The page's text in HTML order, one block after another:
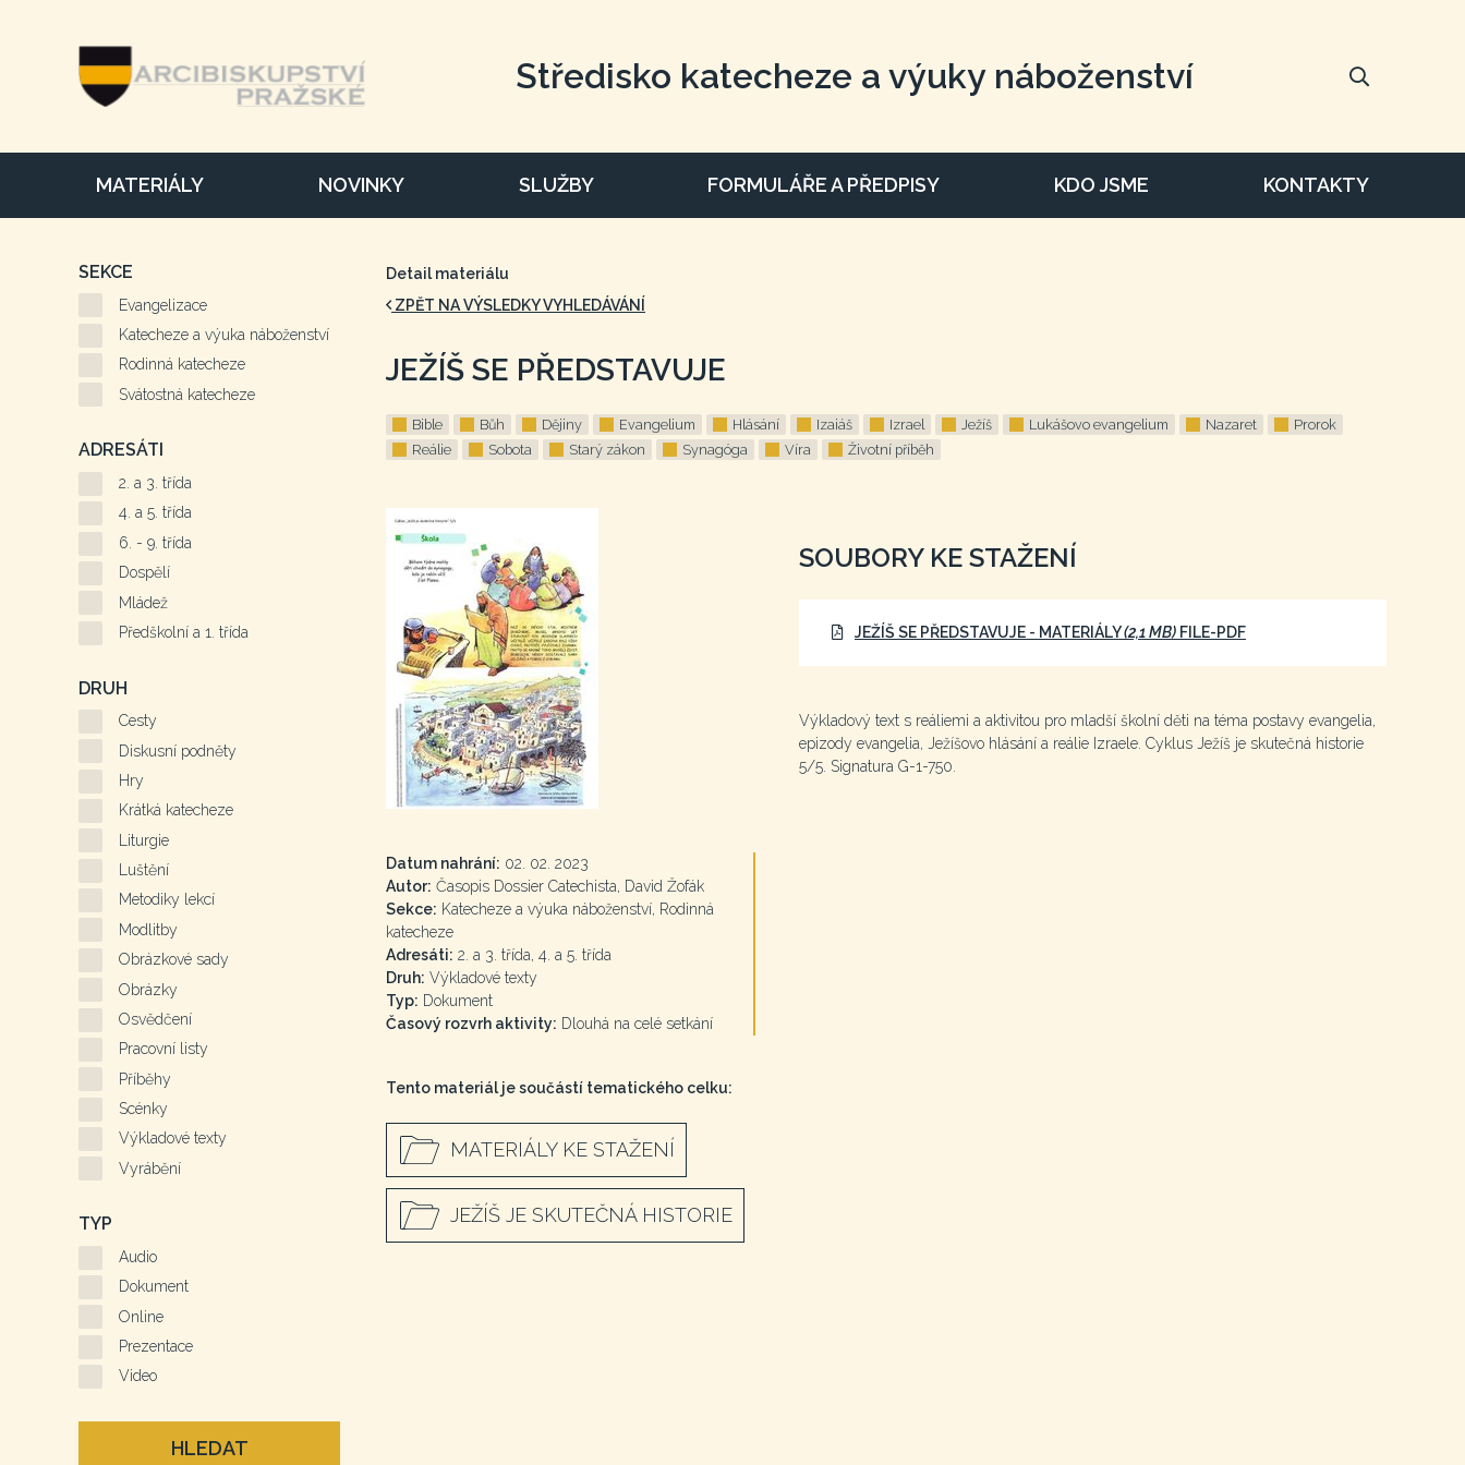
Středisko katecheze a výuky náboženství
MATERIÁLY NOVINKY SLUŽBY FORMULÁŘE A PŘEDPISY KDO JSME KONTAKTY
Detail materiálu
ZPĚT NA VÝSLEDKY VYHLEDÁVÁNÍ
JEŽÍŠ SE PŘEDSTAVUJE
Bible Bůh Dějiny Evangelium Hlásání Izaiáš Izrael Ježíš Lukášovo evangelium Nazaret
Prorok
Reálie
Sobota Starý zákon Synagóga Víra Životní příběh
Datum nahrání: 02. 02. 2023
Autor: Časopis Dossier Catechista, David Žofák
Sekce: Katecheze a výuka náboženství, Rodinná
katecheze
Adresáti: 2. a 3. třída, 4. a 5. třída
Druh: Výkladové texty
Typ: Dokument
Časový rozvrh aktivity: Dlouhá na celé setkání
Tento materiál je součástí tematického celku:
MATERIÁLY KE STAŽENÍ
JEŽÍŠ JE SKUTEČNÁ HISTORIE
SOUBORY KE STAŽENÍ
JEŽÍŠ SE PŘEDSTAVUJE - MATERIÁLY(2,1 MB) FILE-PDF
Výkladový text s reáliemi a aktivitou pro mladší školní děti na téma postavy evangelia,
epizody evangelia, Ježíšovo hlásání a reálie Izraele. Cyklus Ježíš je skutečná historie
5/5. Signatura G-1-750.
SEKCE
Evangelizace
Katecheze a výuka náboženství
Rodinná katecheze
Svátostná katecheze
ADRESÁTI
2. a 3. třída
4. a 5. třída
6. - 9. třída
Dospělí
Mládež
Předškolní a 1. třída
DRUH
Cesty
Diskusní podněty
Hry
Krátká katecheze
Liturgie
Luštění
Metodiky lekcí
Modlitby
Obrázkové sady
Obrázky
Osvědčení
Pracovní listy
Příběhy
Scénky
Výkladové texty
Vyrábění
TYP
Audio
Dokument
Online
Prezentace
Video
HLEDAT